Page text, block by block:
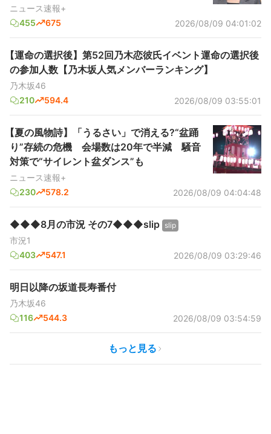
ニュース速報+
455
675 2026/08/09 04:01:02
【運命の選択後】第52回乃木恋彼氏イベント運命の選択後
の参加人数【乃木坂人気メンバーランキング】
乃木坂46
210
594.4 2026/08/09 03:55:01
【夏の風物詩】「うるさい」で消える?“盆踊
り”存続の危機 会場数は20年で半減 騒音
対策で“サイレント盆ダンス”も
ニュース速報+
230
578.2 2026/08/09 04:04:48
◆◆◆8月の市況 その7◆◆◆slip slip
市況1
403
547.1 2026/08/09 03:29:46
明日以降の坂道長寿番付
乃木坂46
116
544.3 2026/08/09 03:54:59
もっと見る